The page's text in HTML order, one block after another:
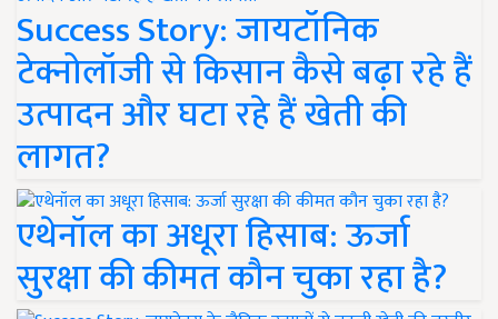
Success Story: जायटॉनिक
टेक्नोलॉजी से किसान कैसे बढ़ा रहे हैं
उत्पादन और घटा रहे हैं खेती की
लागत?
एथेनॉल का अधूरा हिसाब: ऊर्जा
सुरक्षा की कीमत कौन चुका रहा है?